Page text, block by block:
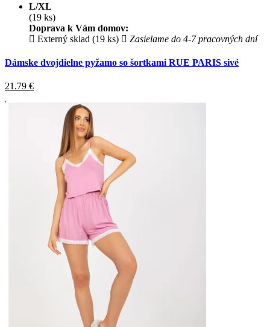
L/XL
(19 ks)
Doprava k Vám domov:
Externý sklad (19 ks)
Zasielame do 4-7 pracovných dní
Dámske dvojdielne pyžamo so šortkami RUE PARIS sivé
21.79 €